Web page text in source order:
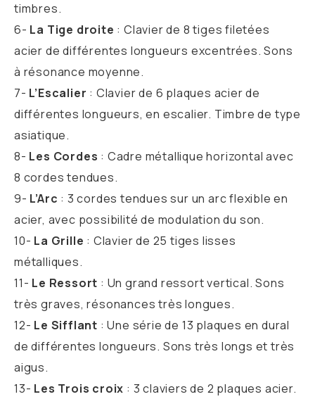
timbres.
6- La Tige droite : Clavier de 8 tiges filetées
acier de différentes longueurs excentrées. Sons
à résonance moyenne.
7- L’Escalier : Clavier de 6 plaques acier de
différentes longueurs, en escalier. Timbre de type
asiatique.
8- Les Cordes : Cadre métallique horizontal avec
8 cordes tendues.
9- L’Arc : 3 cordes tendues sur un arc flexible en
acier, avec possibilité de modulation du son.
10- La Grille : Clavier de 25 tiges lisses
métalliques.
11- Le Ressort : Un grand ressort vertical. Sons
très graves, résonances très longues.
12- Le Sifflant : Une série de 13 plaques en dural
de différentes longueurs. Sons très longs et très
aigus.
13- Les Trois croix : 3 claviers de 2 plaques acier.